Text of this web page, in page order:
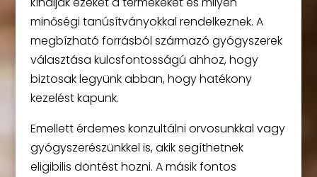
minőségi tanúsítványokkal rendelkeznek. A
megbízható forrásból származó gyógyszerek
választása kulcsfontosságú ahhoz, hogy
biztosak legyünk abban, hogy hatékony
kezelést kapunk.
Emellett érdemes konzultálni orvosunkkal vagy
gyógyszerészünkkel is, akik segíthetnek
eligibilis döntést hozni. A másik fontos